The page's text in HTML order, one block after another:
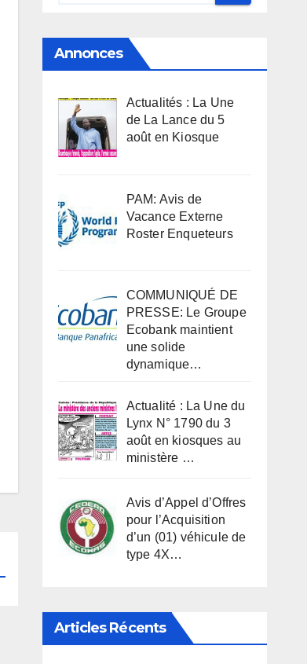
Annonces
Actualités : La Une
de La Lance du 5
août en Kiosque
PAM: Avis de
Vacance Externe
Roster Enqueteurs
COMMUNIQUÉ DE
PRESSE: Le Groupe
Ecobank maintient
une solide
dynamique…
Actualité : La Une du
Lynx N° 1790 du 3
août en kiosques au
ministère …
Avis d’Appel d’Offres
pour l’Acquisition
d’un (01) véhicule de
type 4X…
Articles Récents